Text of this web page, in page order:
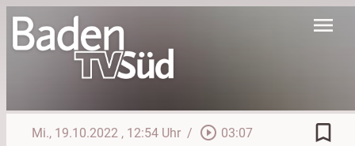
menu
Mi., 19.10.2022 , 12:54 Uhr / play_circle_outline 03:07
bookmark_border